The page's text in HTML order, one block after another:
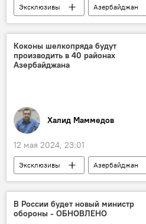
Эксклюзивы
Азербайджан
Федерация шахмат Азербайджана
Шахматисты
Чемпионат
Коконы шелкопряда будут
производить в 40 районах
Азербайджана
Халид Маммедов
12 мая 2024, 23:01
Эксклюзивы
Азербайджан
Нахчыван
Сельское
Шелководство
коконоводство
госпрограмма
В России будет новый министр
обороны - ОБНОВЛЕНО